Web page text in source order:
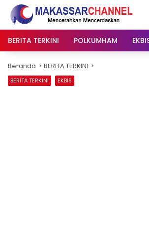
Langsung
konten
BERITA TERKINI
POLKUMHAM
Beranda BERITA TERKINI
BERITA TERKINI EKBIS